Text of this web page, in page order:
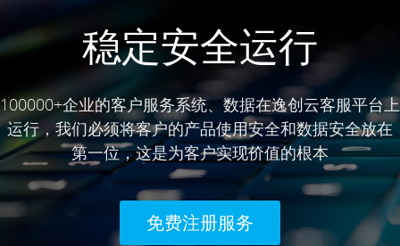
稳定安全运行
100000+企业的客户服务系统、数据在逸创云客服平台上
运行，我们必须将客户的产品使用安全和数据安全放在
第一位，这是为客户实现价值的根本
免费注册服务